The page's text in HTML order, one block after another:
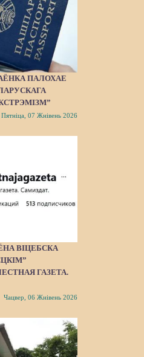
ПАЛОХАЕ
Пятніца, 07 Жнівень 2026
ВІЦЕБСКА
ГАЗЕТА.
Чацвер, 06 Жнівень 2026